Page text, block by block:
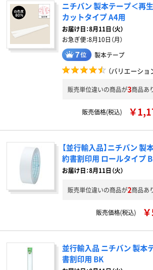
ニチバン 製本テープ＜再
カットタイプ A4用
お届け日：8月11日（火）
お急ぎ便：8月10日（月）
製本テープ
（バリエーショ
販売単位違いの商品が3商品あ
販売価格(税込) ￥
【並行輸入品】ニチバン 製
約書割印用 ロールタイプ
お届け日：8月11日（火）
販売単位違いの商品が2商品あ
販売価格(税込)
並行輸入品 ニチバン 製本
書割印用 BK